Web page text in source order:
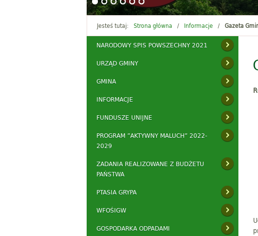
Jesteś tutaj: Strona główna Informacje Gazeta
NARODOWY SPIS POWSZECHNY 2021
URZĄD GMINY
GMINA
INFORMACJE
FUNDUSZE UNIJNE
PROGRAM ”AKTYWNY MALUCH” 2022-
2029
ZADANIA REALIZOWANE Z BUDŻETU
PAŃSTWA
PTASIA GRYPA
WFOŚIGW
GOSPODARKA ODPADAMI